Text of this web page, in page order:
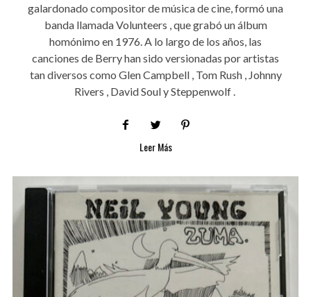
galardonado compositor de música de cine, formó una
banda llamada Volunteers , que grabó un álbum
homónimo en 1976. A lo largo de los años, las
canciones de Berry han sido versionadas por artistas
tan diversos como Glen Campbell , Tom Rush , Johnny
Rivers , David Soul y Steppenwolf .
Leer Más